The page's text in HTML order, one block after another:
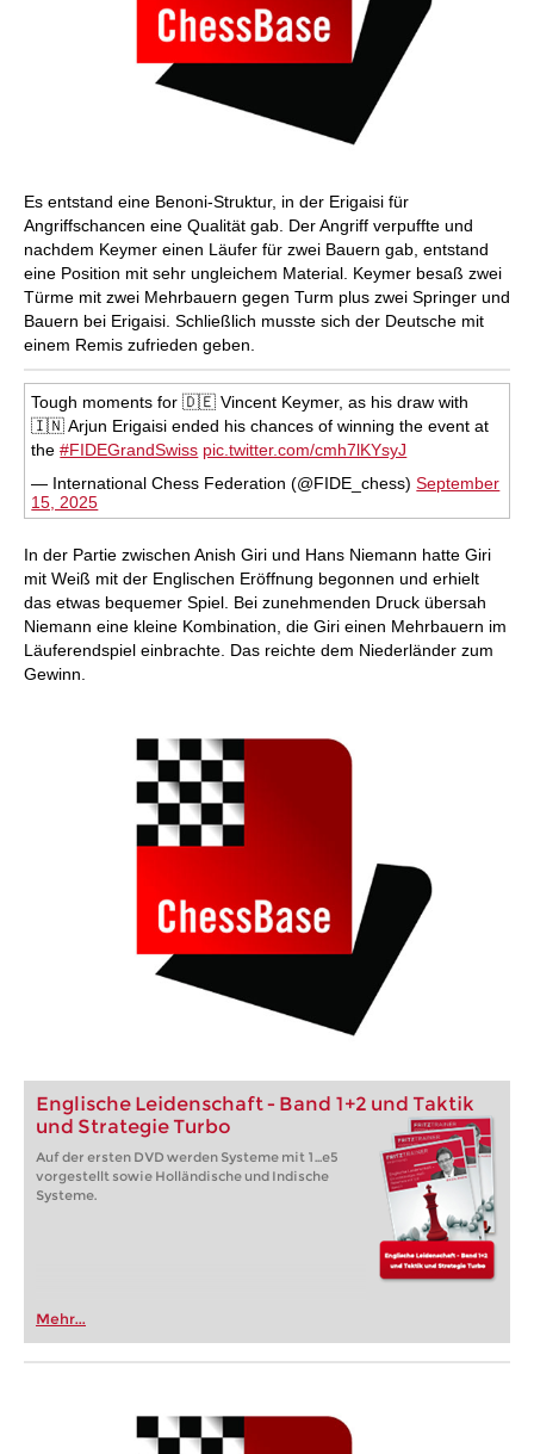
Es entstand eine Benoni-Struktur, in der Erigaisi für
Angriffschancen eine Qualität gab. Der Angriff verpuffte und
nachdem Keymer einen Läufer für zwei Bauern gab, entstand
eine Position mit sehr ungleichem Material. Keymer besaß zwei
Türme mit zwei Mehrbauern gegen Turm plus zwei Springer und
Bauern bei Erigaisi. Schließlich musste sich der Deutsche mit
einem Remis zufrieden geben.
Tough moments for 🇩🇪 Vincent Keymer, as his draw with
🇮🇳 Arjun Erigaisi ended his chances of winning the event at
the#FIDEGrandSwiss pic.twitter.com/cmh7lKYsyJ
— International Chess Federation (@FIDE_chess)September
15, 2025
In der Partie zwischen Anish Giri und Hans Niemann hatte Giri
mit Weiß mit der Englischen Eröffnung begonnen und erhielt
das etwas bequemer Spiel. Bei zunehmenden Druck übersah
Niemann eine kleine Kombination, die Giri einen Mehrbauern im
Läuferendspiel einbrachte. Das reichte dem Niederländer zum
Gewinn.
Englische Leidenschaft - Band 1+2 und Taktik
und Strategie Turbo
Auf der ersten DVD werden Systeme mit 1...e5
vorgestellt sowie Holländische und Indische
Systeme.
Mehr...